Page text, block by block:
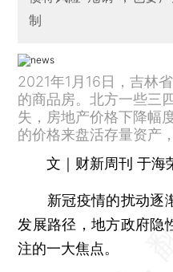
制
2021年1月16日，吉林
的商品房。北方一些三
失，房地产价格下降幅
的价格来盘活存量资产
文｜财新周刊 于海
新冠疫情的扰动逐
发展路径，地方政府隐
注的一大焦点。